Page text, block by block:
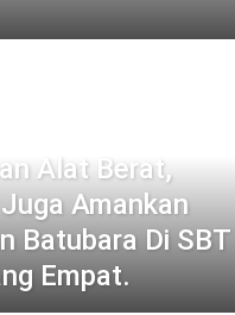
Alat Berat,
Amankan
Batubara Di SBT
Empat.